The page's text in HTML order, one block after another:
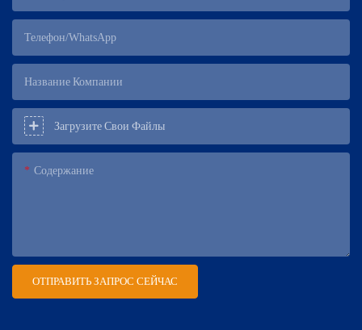
Телефон/WhatsApp
Название Компании
Загрузите Свои Файлы
Содержание
ОТПРАВИТЬ ЗАПРОС СЕЙЧАС